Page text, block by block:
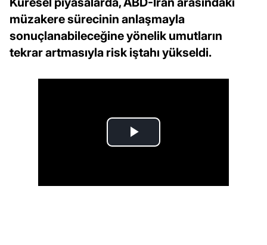
müzakere sürecinin anlaşmayla
sonuçlanabileceğine yönelik umutların
tekrar artmasıyla risk iştahı yükseldi.